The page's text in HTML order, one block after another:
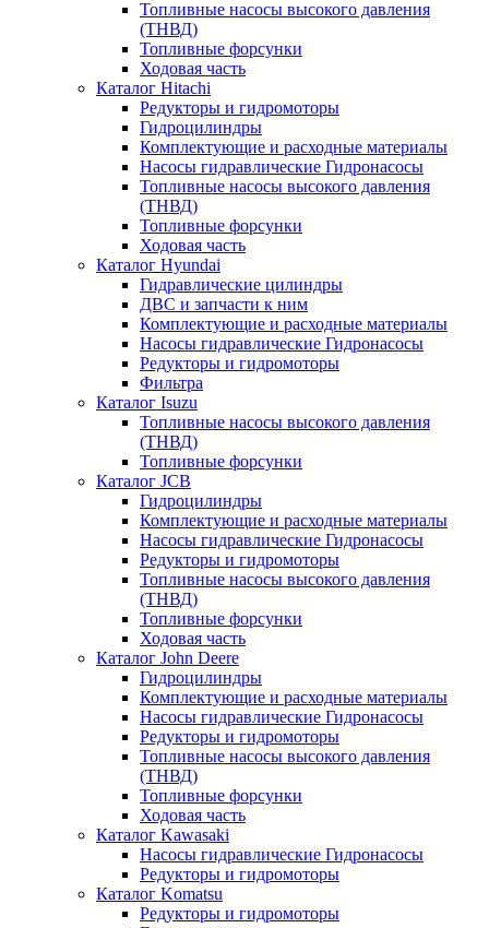
Топливные насосы высокого давления
(ТНВД)
Топливные форсунки
Ходовая часть
Каталог Hitachi
Редукторы и гидромоторы
Гидроцилиндры
Комплектующие и расходные материалы
Насосы гидравлические Гидронасосы
Топливные насосы высокого давления
(ТНВД)
Топливные форсунки
Ходовая часть
Каталог Hyundai
Гидравлические цилиндры
ДВС и запчасти к ним
Комплектующие и расходные материалы
Насосы гидравлические Гидронасосы
Редукторы и гидромоторы
Фильтра
Каталог Isuzu
Топливные насосы высокого давления
(ТНВД)
Топливные форсунки
Каталог JCB
Гидроцилиндры
Комплектующие и расходные материалы
Насосы гидравлические Гидронасосы
Редукторы и гидромоторы
Топливные насосы высокого давления
(ТНВД)
Топливные форсунки
Ходовая часть
Каталог John Deere
Гидроцилиндры
Комплектующие и расходные материалы
Насосы гидравлические Гидронасосы
Редукторы и гидромоторы
Топливные насосы высокого давления
(ТНВД)
Топливные форсунки
Ходовая часть
Каталог Kawasaki
Насосы гидравлические Гидронасосы
Редукторы и гидромоторы
Каталог Komatsu
Редукторы и гидромоторы